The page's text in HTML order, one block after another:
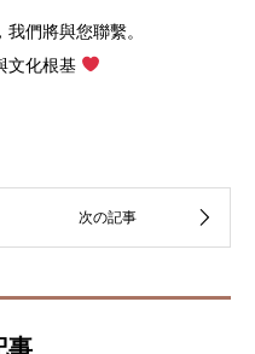
們將與您聯繫。
文化根基
事